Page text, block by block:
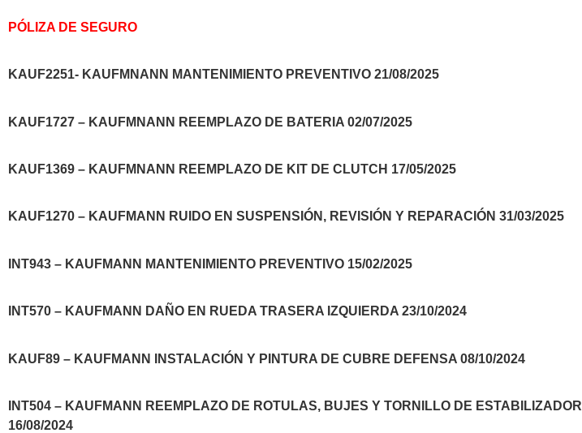
PÓLIZA DE SEGURO
KAUF2251- KAUFMNANN MANTENIMIENTO PREVENTIVO 21/08/2025
KAUF1727 – KAUFMNANN REEMPLAZO DE BATERIA 02/07/2025
KAUF1369 – KAUFMNANN REEMPLAZO DE KIT DE CLUTCH 17/05/2025
KAUF1270 – KAUFMANN RUIDO EN SUSPENSIÓN, REVISIÓN Y REPARACIÓN 31/03/2025
INT943 – KAUFMANN MANTENIMIENTO PREVENTIVO 15/02/2025
INT570 – KAUFMANN DAÑO EN RUEDA TRASERA IZQUIERDA 23/10/2024
KAUF89 – KAUFMANN INSTALACIÓN Y PINTURA DE CUBRE DEFENSA 08/10/2024
INT504 – KAUFMANN REEMPLAZO DE ROTULAS, BUJES Y TORNILLO DE ESTABILIZADOR
16/08/2024